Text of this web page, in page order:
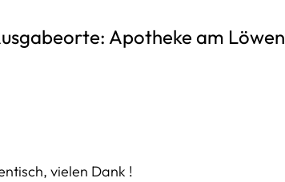
Apotheke am Löwen
vielen Dank !